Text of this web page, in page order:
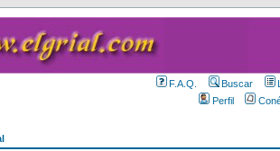
F.A.Q. Buscar
Perfil